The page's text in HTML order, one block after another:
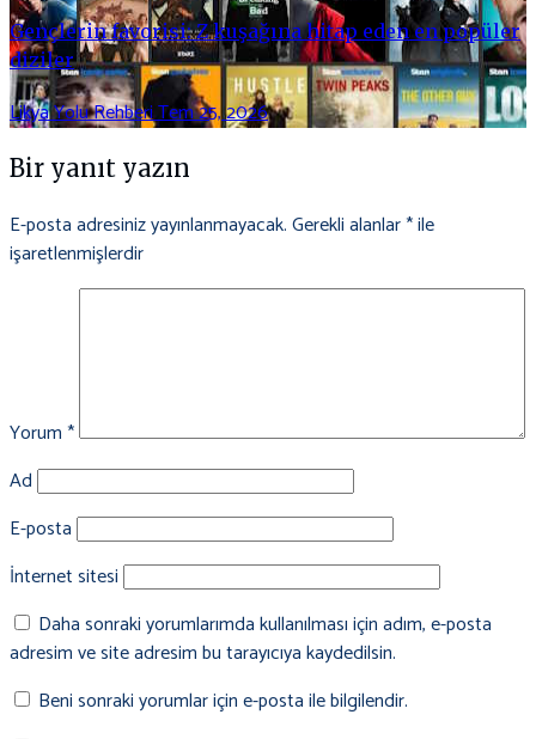
Gençlerin favorisi: Z kuşağına hitap eden en popüler
diziler
Likya Yolu RehberiTem 25, 2026
Bir yanıt yazın
E-posta adresiniz yayınlanmayacak.Gerekli alanlar*ile
işaretlenmişlerdir
Yorum*
Ad
E-posta
İnternet sitesi
Daha sonraki yorumlarımda kullanılması için adım, e-posta
adresim ve site adresim bu tarayıcıya kaydedilsin.
Beni sonraki yorumlar için e-posta ile bilgilendir.